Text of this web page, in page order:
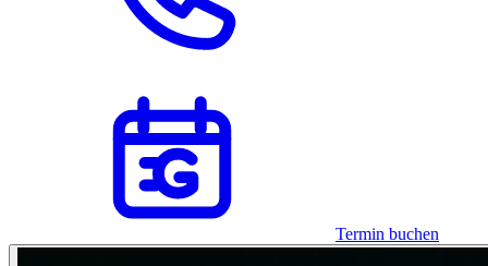
Termin buchen